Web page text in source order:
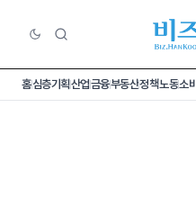
홈심층기획산업금융부동산정책노동소비